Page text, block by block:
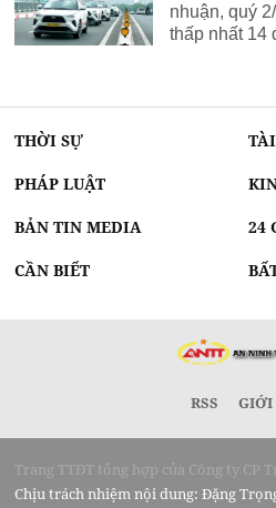
nhuận, quý
thấp nhất 14
THỜI SỰ
PHÁP LUẬT
BẢN TIN MEDIA 24
CẦN BIẾT
RSS GIỚI
Trang TTĐT tổng hợp của Công ty CP
Chịu trách nhiệm nội dung: Đặng